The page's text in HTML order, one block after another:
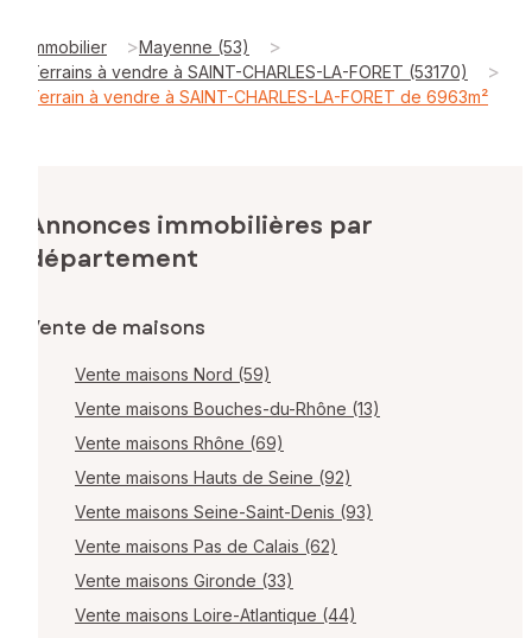
Immobilier >Mayenne (53) >
Terrains à vendre à SAINT-CHARLES-LA-FORET (53170) >
Terrain à vendre à SAINT-CHARLES-LA-FORET de 6963m²
Annonces immobilières par
département
Vente de maisons
Vente maisons Nord (59)
Vente maisons Bouches-du-Rhône (13)
Vente maisons Rhône (69)
Vente maisons Hauts de Seine (92)
Vente maisons Seine-Saint-Denis (93)
Vente maisons Pas de Calais (62)
Vente maisons Gironde (33)
Vente maisons Loire-Atlantique (44)